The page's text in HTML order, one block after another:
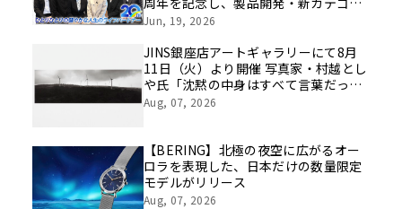
挑戦の舞台や旧社統合時のエピソード
像を公開！
Jun, 19, 2026
JINS銀座店アートギャラリーにて8月
11日（火）より開催 写真家・村越とし
や氏「沈黙の中身はすべて言葉だっ
た」
Aug, 07, 2026
【BERING】北極の夜空に広がるオー
ロラを表現した、日本だけの数量限定
モデルがリリース
Aug, 07, 2026